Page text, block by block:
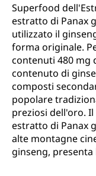
Superfood
estratto di Panax
utilizzato il
forma originale.
contenuti 480 mg
contenuto di
composti
popolare
preziosi dell'oro.
estratto di Panax
alte montagne
ginseng,